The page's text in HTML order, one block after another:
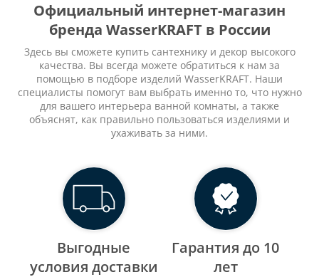
Официальный интернет-магазин
бренда WasserKRAFT в России
Здесь вы сможете купить сантехнику и декор высокого
качества. Вы всегда можете обратиться к нам за
помощью в подборе изделий WasserKRAFT. Наши
специалисты помогут вам выбрать именно то, что нужно
для вашего интерьера ванной комнаты, а также
объяснят, как правильно пользоваться изделиями и
ухаживать за ними.
Выгодные
уcловия доставки
Гарантия до 10
лет